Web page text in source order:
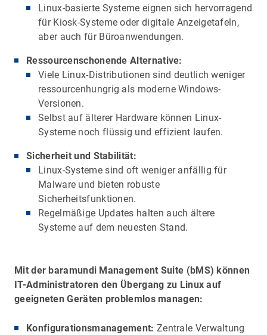
Linux-basierte Systeme eignen sich hervorragend
für Kiosk-Systeme oder digitale Anzeigetafeln,
aber auch für Büroanwendungen.
Ressourcenschonende Alternative:
Viele Linux-Distributionen sind deutlich weniger
ressourcenhungrig als moderne Windows-
Versionen.
Selbst auf älterer Hardware können Linux-
Systeme noch flüssig und effizient laufen.
Sicherheit und Stabilität:
Linux-Systeme sind oft weniger anfällig für
Malware und bieten robuste
Sicherheitsfunktionen.
Regelmäßige Updates halten auch ältere
Systeme auf dem neuesten Stand.
Mit der baramundi Management Suite (bMS) können
IT-Administratoren den Übergang zu Linux auf
geeigneten Geräten problemlos managen:
Konfigurationsmanagement: Zentrale Verwaltung